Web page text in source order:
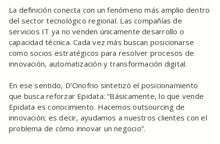
La definición conecta con un fenómeno más amplio dentro
del sector tecnológico regional. Las compañías de
servicios IT ya no venden únicamente desarrollo o
capacidad técnica. Cada vez más buscan posicionarse
como socios estratégicos para resolver procesos de
innovación, automatización y transformación digital.
En ese sentido, D’Onofrio sintetizó el posicionamiento
que busca reforzar Epidata: “Básicamente, lo que vende
Epidata es conocimiento. Hacemos outsourcing de
innovación; es decir, ayudamos a nuestros clientes con el
problema de cómo innovar un negocio”.